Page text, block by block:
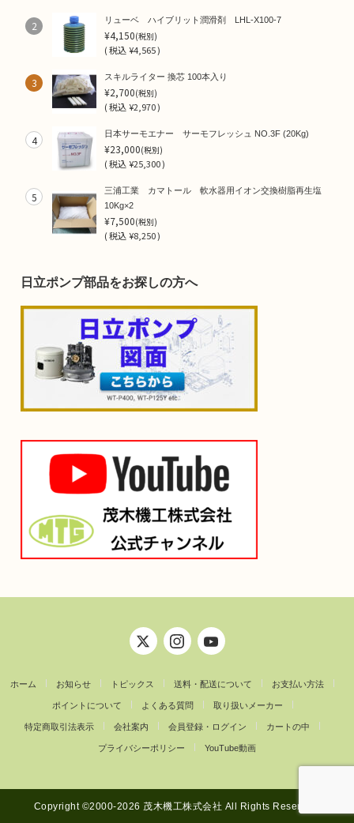
2 リューベ ハイブリット潤滑剤 LHL-X100-7
¥4,150(税別)
(税込¥4,565 )
3 スキルライター 換芯 100本入り
¥2,700(税別)
(税込¥2,970 )
4 日本サーモエナー サーモフレッシュ NO.3F (20Kg)
¥23,000(税別)
(税込¥25,300 )
5
三浦工業 カマトール 軟水器用イオン交換樹脂再生塩
10Kg×2
¥7,500(税別)
(税込¥8,250 )
日立ポンプ部品をお探しの方へ
ホーム お知らせ トピックス 送料・配送について お支払い方法
ポイントについて よくある質問 取り扱いメーカー
特定商取引法表示 会社案内 会員登録・ログイン カートの中
プライバシーポリシー YouTube動画
Copyright ©︎2000-2026 茂木機工株式会社 All Rights Reserved.